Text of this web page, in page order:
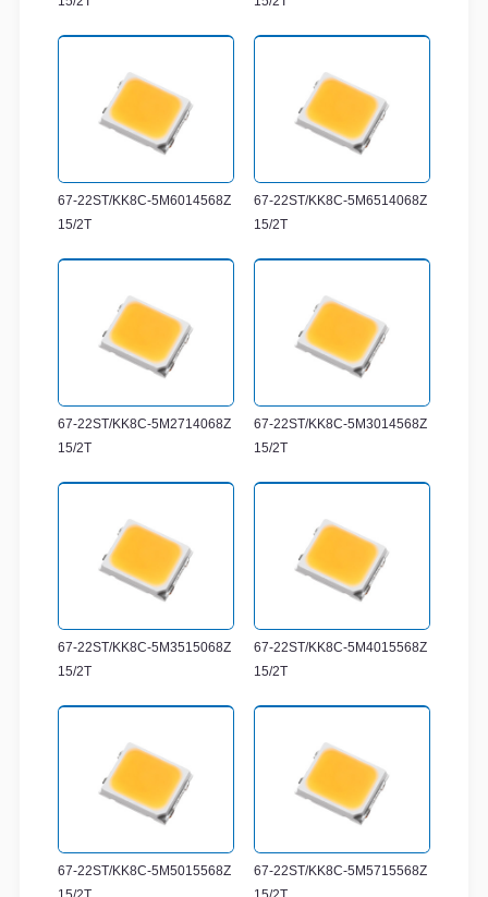
67-22ST/KK8C-5M6014568Z
15/2T
67-22ST/KK8C-5M6514068Z
15/2T
67-22ST/KK8C-5M2714068Z
15/2T
67-22ST/KK8C-5M3014568Z
15/2T
67-22ST/KK8C-5M3515068Z
15/2T
67-22ST/KK8C-5M4015568Z
15/2T
67-22ST/KK8C-5M5015568Z
67-22ST/KK8C-5M5715568Z